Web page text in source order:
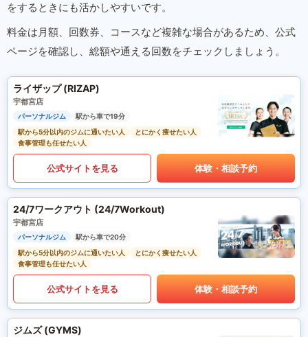
をするときにも活かしやすいです。
料金は月額、回数券、コースなど複雑な場合があるため、公式
ページを確認し、総額や通える回数をチェックしましょう。
ライザップ (RIZAP)
宇都宮店
パーソナルジム
駅から車で19分
駅から5分以内のジムに通いたい人
とにかく痩せたい人
食事管理も任せたい人
公式サイトを見る 体験・相談予約
24/7ワークアウト (24/7Workout)
宇都宮店
パーソナルジム
駅から車で20分
駅から5分以内のジムに通いたい人
とにかく痩せたい人
食事管理も任せたい人
公式サイトを見る 体験・相談予約
ジムズ (GYMS)